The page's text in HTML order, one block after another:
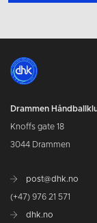
Drammen
Knoffs gate 18
3044 Drammen
post@dhk.no
(+47) 976 21 571
dhk.no